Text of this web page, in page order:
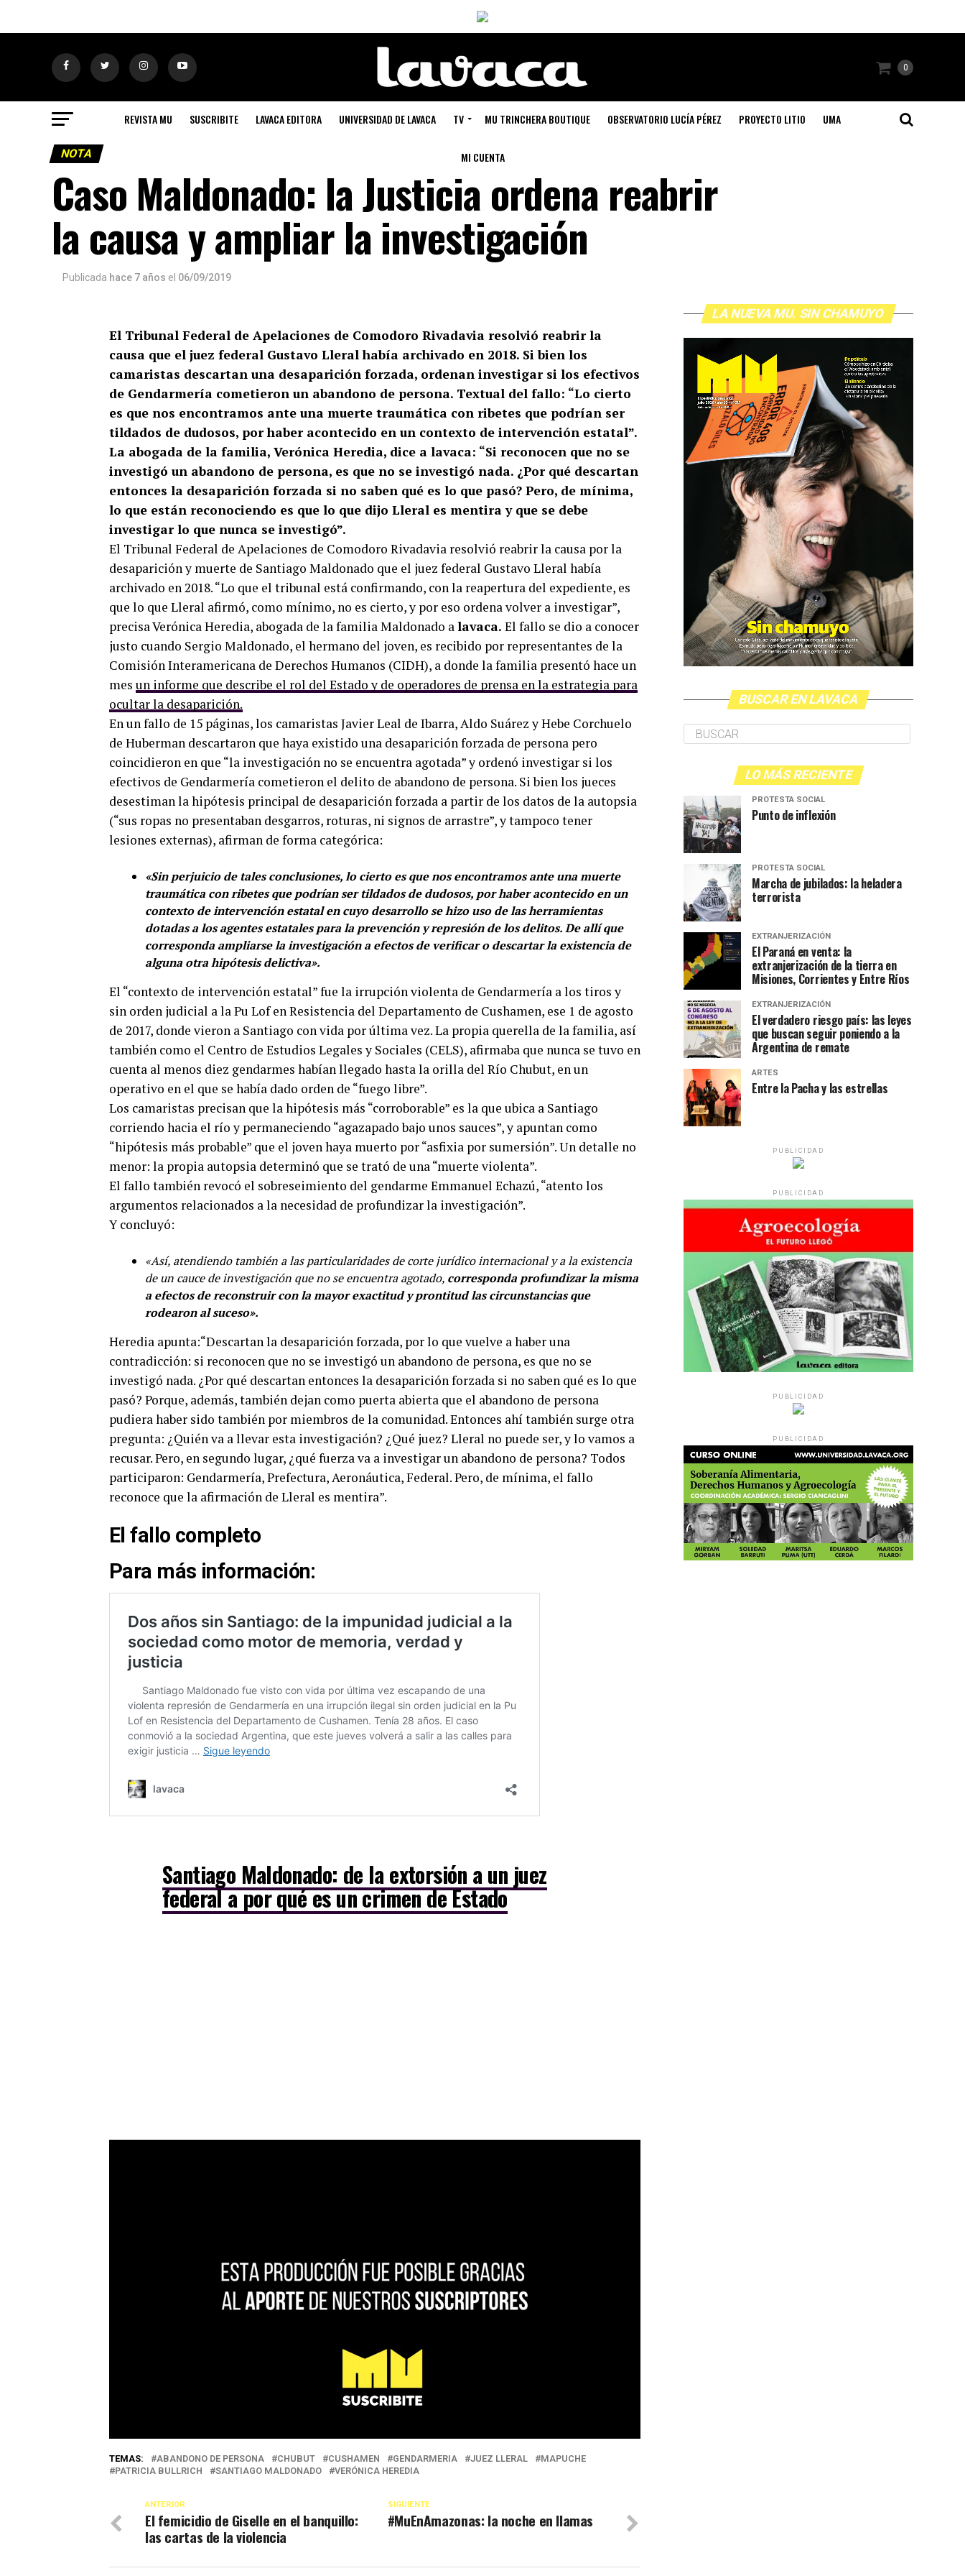
0
REVISTA MU SUSCRIBITE LAVACA EDITORA UNIVERSIDAD DE LAVACA TV MU TRINCHERA BOUTIQUE OBSERVATORIO LUCÍA PÉREZ PROYECTO LITIO UMA
MI CUENTA
NOTA
Caso Maldonado: la Justicia ordena reabrir
la causa y ampliar la investigación
Publicada hace 7 años el 06/09/2019
El Tribunal Federal de Apelaciones de Comodoro Rivadavia resolvió reabrir la
causa que el juez federal Gustavo Lleral había archivado en 2018. Si bien los
camaristas descartan una desaparición forzada, ordenan investigar si los efectivos
de Gendarmería cometieron un abandono de persona. Textual del fallo: “Lo cierto
es que nos encontramos ante una muerte traumática con ribetes que podrían ser
tildados de dudosos, por haber acontecido en un contexto de intervención estatal”.
La abogada de la familia, Verónica Heredia, dice a lavaca: “Si reconocen que no se
investigó un abandono de persona, es que no se investigó nada. ¿Por qué descartan
entonces la desaparición forzada si no saben qué es lo que pasó? Pero, de mínima,
lo que están reconociendo es que lo que dijo Lleral es mentira y que se debe
investigar lo que nunca se investigó”.
El Tribunal Federal de Apelaciones de Comodoro Rivadavia resolvió reabrir la causa por la
desaparición y muerte de Santiago Maldonado que el juez federal Gustavo Lleral había
archivado en 2018. “Lo que el tribunal está confirmando, con la reapertura del expediente, es
que lo que Lleral afirmó, como mínimo, no es cierto, y por eso ordena volver a investigar”,
precisa Verónica Heredia, abogada de la familia Maldonado alavaca. El fallo se dio a conocer
justo cuando Sergio Maldonado, el hermano del joven, es recibido por representantes de la
Comisión Interamericana de Derechos Humanos (CIDH), a donde la familia presentó hace un
mes un informe que describe el rol del Estado y de operadores de prensa en la estrategia para
ocultar la desaparición.
En un fallo de 15 páginas, los camaristas Javier Leal de Ibarra, Aldo Suárez y Hebe Corchuelo
de Huberman descartaron que haya existido una desaparición forzada de persona pero
coincidieron en que “la investigación no se encuentra agotada” y ordenó investigar si los
efectivos de Gendarmería cometieron el delito de abandono de persona. Si bien los jueces
desestiman la hipótesis principal de desaparición forzada a partir de los datos de la autopsia
(“sus ropas no presentaban desgarros, roturas, ni signos de arrastre”, y tampoco tener
lesiones externas), afirman de forma categórica:
«Sin perjuicio de tales conclusiones, lo cierto es que nos encontramos ante una muerte
traumática con ribetes que podrían ser tildados de dudosos, por haber acontecido en un
contexto de intervención estatal en cuyo desarrollo se hizo uso de las herramientas
dotadas a los agentes estatales para la prevención y represión de los delitos. De allí que
corresponda ampliarse la investigación a efectos de verificar o descartar la existencia de
alguna otra hipótesis delictiva».
El “contexto de intervención estatal” fue la irrupción violenta de Gendarmería a los tiros y
sin orden judicial a la Pu Lof en Resistencia del Departamento de Cushamen, ese 1 de agosto
de 2017, donde vieron a Santiago con vida por última vez. La propia querella de la familia, así
también como el Centro de Estudios Legales y Sociales (CELS), afirmaba que nunca se tuvo en
cuenta al menos diez gendarmes habían llegado hasta la orilla del Río Chubut, en un
operativo en el que se había dado orden de “fuego libre”.
Los camaristas precisan que la hipótesis más “corroborable” es la que ubica a Santiago
corriendo hacia el río y permaneciendo “agazapado bajo unos sauces”, y apuntan como
“hipótesis más probable” que el joven haya muerto por “asfixia por sumersión”. Un detalle no
menor: la propia autopsia determinó que se trató de una “muerte violenta”.
El fallo también revocó el sobreseimiento del gendarme Emmanuel Echazú, “atento los
argumentos relacionados a la necesidad de profundizar la investigación”.
Y concluyó:
«Así, atendiendo también a las particularidades de corte jurídico internacional y a la existencia
de un cauce de investigación que no se encuentra agotado, corresponda profundizar la misma
a efectos de reconstruir con la mayor exactitud y prontitud las circunstancias que
rodearon al suceso».
Heredia apunta:“Descartan la desaparición forzada, por lo que vuelve a haber una
contradicción: si reconocen que no se investigó un abandono de persona, es que no se
investigó nada. ¿Por qué descartan entonces la desaparición forzada si no saben qué es lo que
pasó? Porque, además, también dejan como puerta abierta que el abandono de persona
pudiera haber sido también por miembros de la comunidad. Entonces ahí también surge otra
pregunta: ¿Quién va a llevar esta investigación? ¿Qué juez? Lleral no puede ser, y lo vamos a
recusar. Pero, en segundo lugar, ¿qué fuerza va a investigar un abandono de persona? Todos
participaron: Gendarmería, Prefectura, Aeronáutica, Federal. Pero, de mínima, el fallo
reconoce que la afirmación de Lleral es mentira”.
El fallo completo
Para más información:
Santiago Maldonado: de la extorsión a un juez
federal a por qué es un crimen de Estado
TEMAS: ABANDONO DE PERSONA CHUBUT CUSHAMEN GENDARMERIA JUEZ LLERAL
MAPUCHE
PATRICIA BULLRICH
SANTIAGO MALDONADO VERÓNICA HEREDIA
SIGUIENTE
#MuEnAmazonas: la noche en llamas
ANTERIOR
El femicidio de Giselle en el banquillo:
las cartas de la violencia
LA NUEVA MU. SIN CHAMUYO
BUSCAR EN LAVACA
LO MÁS RECIENTE
PROTESTA SOCIAL
Punto de inflexión
PROTESTA SOCIAL
Marcha de jubilados: la heladera
terrorista
EXTRANJERIZACIÓN
El Paraná en venta: la
extranjerización de la tierra en
Misiones, Corrientes y Entre Ríos
EXTRANJERIZACIÓN
El verdadero riesgo país: las leyes
que buscan seguir poniendo a la
Argentina de remate
ARTES
Entre la Pacha y las estrellas
PUBLICIDAD
PUBLICIDAD
PUBLICIDAD
PUBLICIDAD